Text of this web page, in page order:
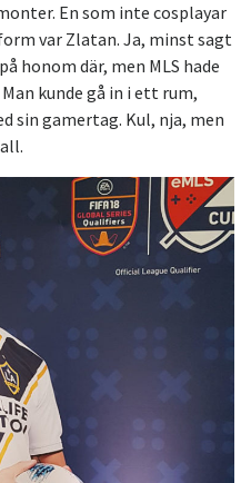
En som inte cosplayar
var Zlatan. Ja, minst sagt
honom där, men MLS hade
kunde gå in i ett rum,
sin gamertag. Kul, nja, men